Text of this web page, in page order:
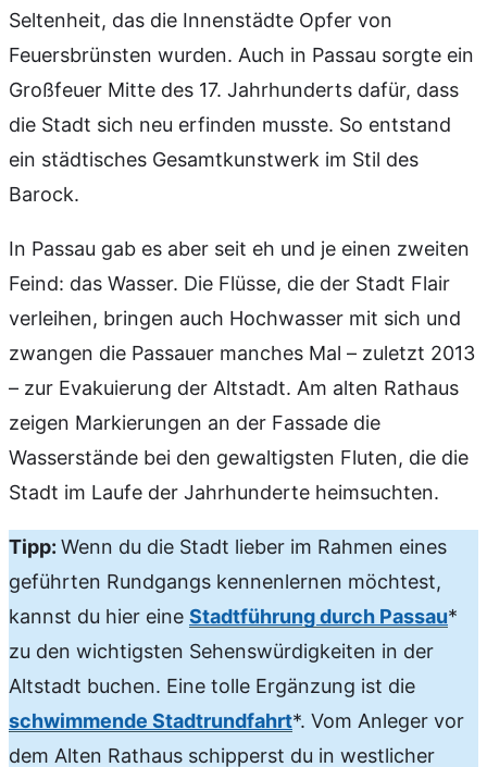
Seltenheit, das die Innenstädte Opfer von
Feuersbrünsten wurden. Auch in Passau sorgte ein
Großfeuer Mitte des 17. Jahrhunderts dafür, dass
die Stadt sich neu erfinden musste. So entstand
ein städtisches Gesamtkunstwerk im Stil des
Barock.
In Passau gab es aber seit eh und je einen zweiten
Feind: das Wasser. Die Flüsse, die der Stadt Flair
verleihen, bringen auch Hochwasser mit sich und
zwangen die Passauer manches Mal – zuletzt 2013
– zur Evakuierung der Altstadt. Am alten Rathaus
zeigen Markierungen an der Fassade die
Wasserstände bei den gewaltigsten Fluten, die die
Stadt im Laufe der Jahrhunderte heimsuchten.
Tipp: Wenn du die Stadt lieber im Rahmen eines
geführten Rundgangs kennenlernen möchtest,
kannst du hier eine Stadtführung durch Passau*
zu den wichtigsten Sehenswürdigkeiten in der
Altstadt buchen. Eine tolle Ergänzung ist die
schwimmende Stadtrundfahrt*. Vom Anleger vor
dem Alten Rathaus schipperst du in westlicher